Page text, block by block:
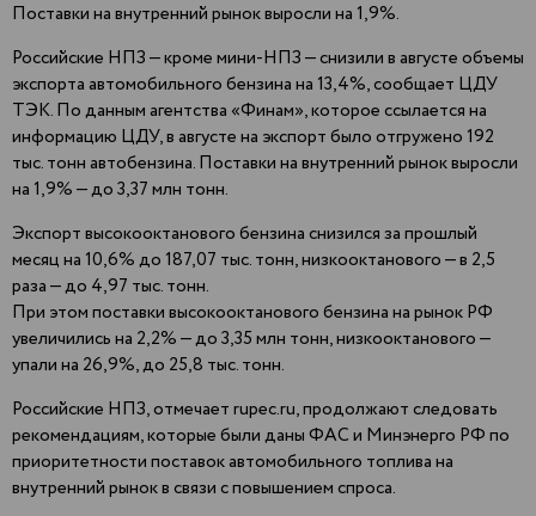
Поставки на внутренний рынок выросли на 1,9%.
Российские НПЗ — кроме мини-НПЗ — снизили в августе объемы
экспорта автомобильного бензина на 13,4%, сообщает ЦДУ
ТЭК. По данным агентства «Финам», которое ссылается на
информацию ЦДУ, в августе на экспорт было отгружено 192
тыс. тонн автобензина. Поставки на внутренний рынок выросли
на 1,9% — до 3,37 млн тонн.
Экспорт высокооктанового бензина снизился за прошлый
месяц на 10,6% до 187,07 тыс. тонн, низкооктанового — в 2,5
раза — до 4,97 тыс. тонн.
При этом поставки высокооктанового бензина на рынок РФ
увеличились на 2,2% — до 3,35 млн тонн, низкооктанового —
упали на 26,9%, до 25,8 тыс. тонн.
Российские НПЗ, отмечает rupec.ru, продолжают следовать
рекомендациям, которые были даны ФАС и Минэнерго РФ по
приоритетности поставок автомобильного топлива на
внутренний рынок в связи с повышением спроса.